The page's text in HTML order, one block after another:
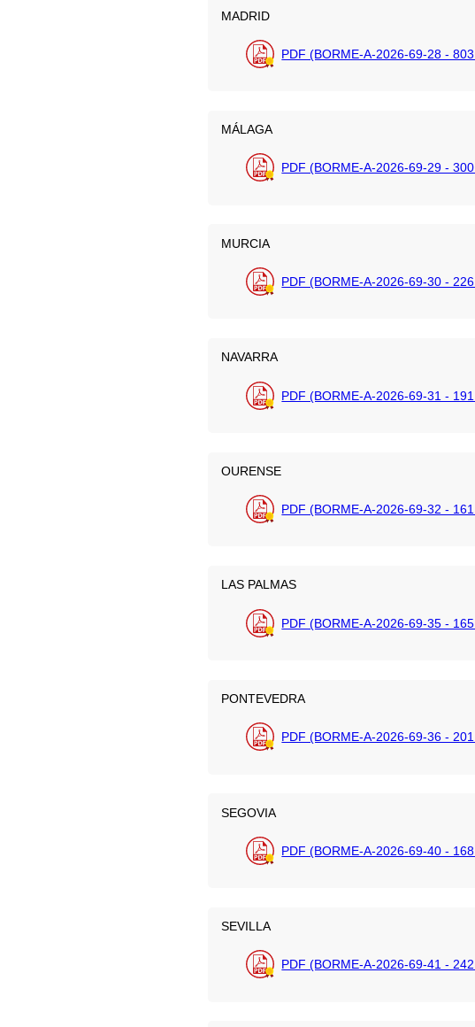
MADRID
PDF (BORME-A-2026-69-28 - 803
MÁLAGA
PDF (BORME-A-2026-69-29 - 300
MURCIA
PDF (BORME-A-2026-69-30 - 226
NAVARRA
PDF (BORME-A-2026-69-31 - 191
OURENSE
PDF (BORME-A-2026-69-32 - 161
LAS PALMAS
PDF (BORME-A-2026-69-35 - 165
PONTEVEDRA
PDF (BORME-A-2026-69-36 - 201
SEGOVIA
PDF (BORME-A-2026-69-40 - 168
SEVILLA
PDF (BORME-A-2026-69-41 - 242